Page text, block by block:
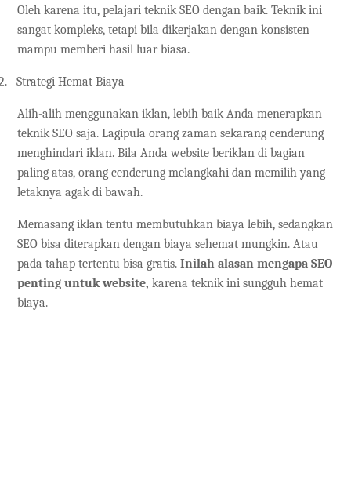
Oleh karena itu, pelajari teknik SEO dengan baik. Teknik ini
sangat kompleks, tetapi bila dikerjakan dengan konsisten
mampu memberi hasil luar biasa.
Strategi Hemat Biaya
Alih-alih menggunakan iklan, lebih baik Anda menerapkan
teknik SEO saja. Lagipula orang zaman sekarang cenderung
menghindari iklan. Bila Anda website beriklan di bagian
paling atas, orang cenderung melangkahi dan memilih yang
letaknya agak di bawah.
Memasang iklan tentu membutuhkan biaya lebih, sedangkan
SEO bisa diterapkan dengan biaya sehemat mungkin. Atau
pada tahap tertentu bisa gratis. Inilah alasan mengapa SEO
penting untuk website, karena teknik ini sungguh hemat
biaya.